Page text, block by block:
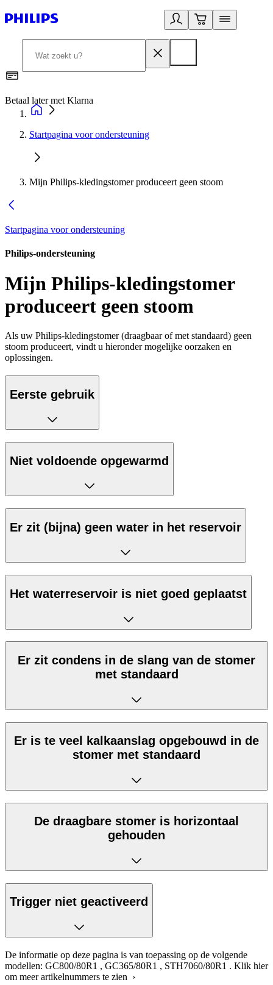
Betaal later met Klarna
Startpagina voor ondersteuning
Mijn Philips-kledingstomer produceert geen stoom
Startpagina voor ondersteuning
Philips-ondersteuning
Mijn Philips-kledingstomer
produceert geen stoom
Als uw Philips-kledingstomer (draagbaar of met standaard) geen
stoom produceert, vindt u hieronder mogelijke oorzaken en
oplossingen.
Eerste gebruik
Niet voldoende opgewarmd
Er zit (bijna) geen water in het reservoir
Het waterreservoir is niet goed geplaatst
Er zit condens in de slang van de stomer
met standaard
Er is te veel kalkaanslag opgebouwd in de
stomer met standaard
De draagbare stomer is horizontaal
gehouden
Trigger niet geactiveerd
De informatie op deze pagina is van toepassing op de volgende
modellen: GC800/80R1 , GC365/80R1 , STH7060/80R1 . Klik hier
om meer artikelnummers te zien ›